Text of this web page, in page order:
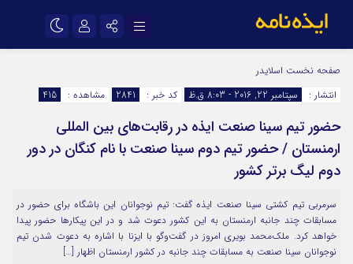
اینستاگرام
سروش
ایتا
آپارات
اپلیکیشن رمز عبور
صفحه نخست اسلایدر
انتشار :
سپتامبر 22, 2016 - 8:03 ق.ظ کد خبر : 2841 مشاهده : 415
حضور تیم سینا صنعت ایذه در رقابت‌های بین المللی
ارمنستان / حضور تیم دوم سینا صنعت با نام کنگان در دور
دوم لیگ برتر کشور
سرمربی تیم کشتی سینا صنعت ایذه گفت: تیم نوجوانان این باشگاه برای حضور در
مسابقات چند جانبه ارمنستان به این کشور دعوت شد و در این پیکارها حضور پیدا
خواهد کرد. ملک‌محمد بویری امروز در گفت‌و‌گو با ایزنا با اشاره به دعوت شدن تیم
نوجوانان سینا صنعت به مسابقات چند جانبه در کشور ارمنستان اظهار […]